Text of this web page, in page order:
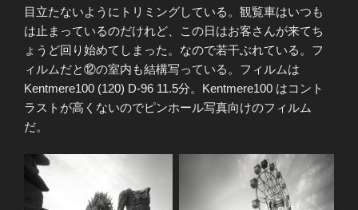
目立たないようにトリミングしている。観覧車はいつも
は止まっているのだけれど、この日はお客さんが来てち
ょうど回り始めてしまった。なので若干ぶれている。フ
ィルムだと⑫の室内も結構写っている。フィルムは
Kentmere100 (120) D-96 11.5分。Kentmere100 はコント
ラストが高くないのでピンホール写真向けのフィルム
だ。